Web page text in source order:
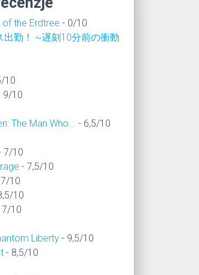
of the Erdtree - 0/10
出勤！ ~遅刻10分前の衝動
10
9/10
The Man Who... - 6,5/10
7/10
- 7,5/10
10
10
7/10
Liberty - 9,5/10
- 8,5/10